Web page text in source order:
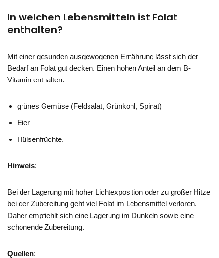
In welchen Lebensmitteln ist Folat
enthalten?
Mit einer gesunden ausgewogenen Ernährung lässt sich der
Bedarf an Folat gut decken. Einen hohen Anteil an dem B-
Vitamin enthalten:
grünes Gemüse (Feldsalat, Grünkohl, Spinat)
Eier
Hülsenfrüchte.
Hinweis:
Bei der Lagerung mit hoher Lichtexposition oder zu großer Hitze
bei der Zubereitung geht viel Folat im Lebensmittel verloren.
Daher empfiehlt sich eine Lagerung im Dunkeln sowie eine
schonende Zubereitung.
Quellen: